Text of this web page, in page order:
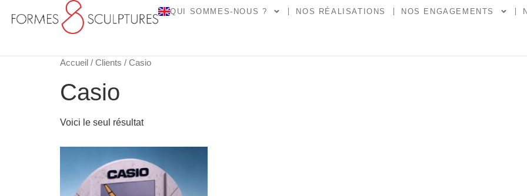
QUI SOMMES-NOUS ? NOS RÉALISATIONS NOS ENGAGEMENTS
Accueil / Clients / Casio
Casio
Voici le seul résultat